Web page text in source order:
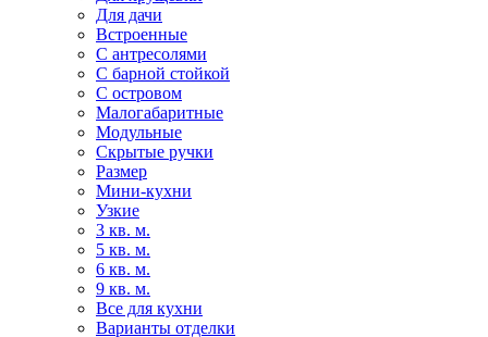
Для дачи
Встроенные
С антресолями
С барной стойкой
С островом
Малогабаритные
Модульные
Скрытые ручки
Размер
Мини-кухни
Узкие
3 кв. м.
5 кв. м.
6 кв. м.
9 кв. м.
Все для кухни
Варианты отделки